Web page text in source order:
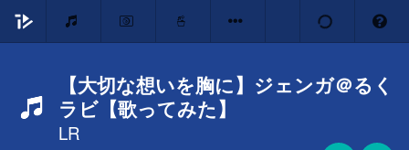
【大切な想いを胸に】ジェンガ＠るく
ラビ【歌ってみた】
LR